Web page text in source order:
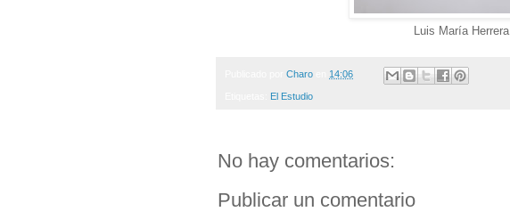
Luis María Herrera
Charo 14:06
El Estudio
No hay comentarios:
Publicar un comentario